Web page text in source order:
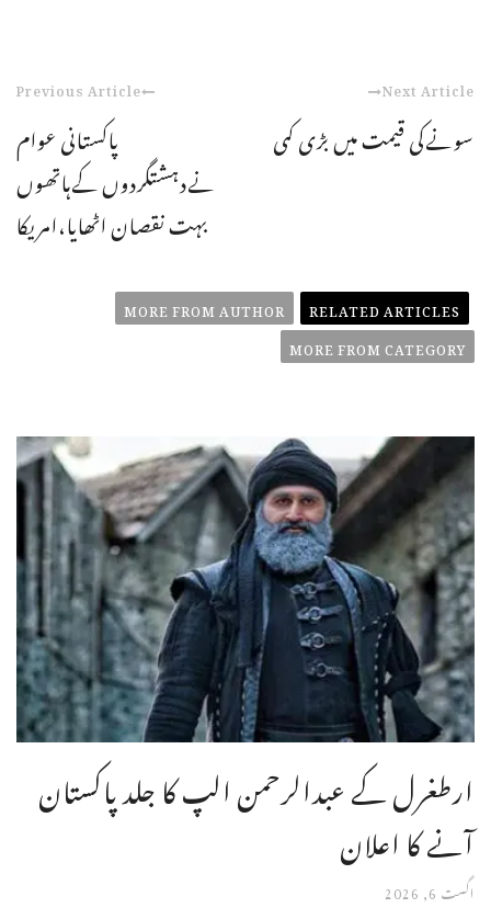
Previous Article
پاکستانی عوام
نےدہشتگردوں کےہاتھوں
بہت نقصان اٹھایا،امریکا
Next Article
سونےکی قیمت میں بڑی کمی
RELATED ARTICLES
MORE FROM AUTHOR
MORE FROM CATEGORY
ارطغرل کے عبدالرحمن الپ کا جلد پاکستان
آنے کا اعلان
اگست 6, 2026